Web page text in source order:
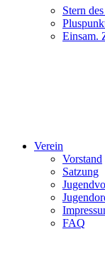
Stern
Einsam.
Verein
Vorstand
Satzung
FAQ